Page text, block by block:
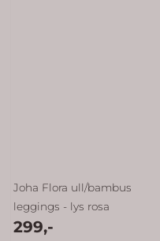
Joha Flora ull/bambus
leggings - lys rosa
299,-